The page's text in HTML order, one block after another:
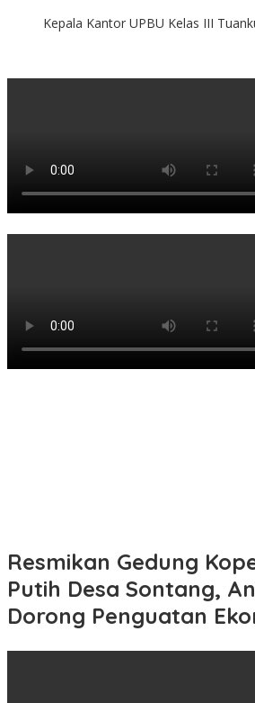
Kepala Kantor UPBU Kelas III
Resmikan Gedung
Putih Desa Sontang,
Dorong Penguatan